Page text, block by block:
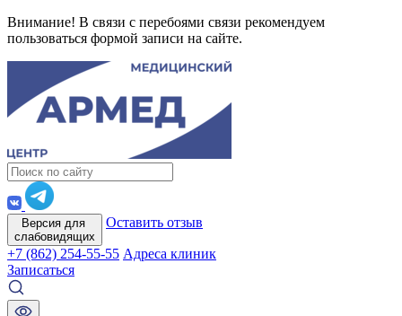
Внимание! В связи с перебоями связи рекомендуем
пользоваться формой записи на сайте.
Версия для
слабовидящих
Оставить отзыв
+7 (862) 254-55-55 Адреса клиник
Записаться